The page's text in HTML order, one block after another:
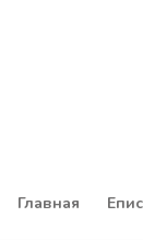
Главная